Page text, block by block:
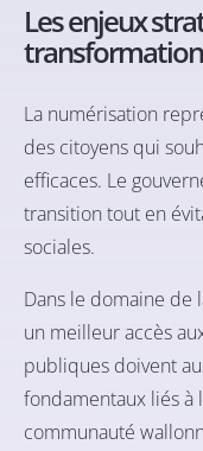
Les enjeux
La numérisation
des citoyens qui
efficaces. Le
transition tout en
sociales.
Dans le domaine de
un meilleur accès
publiques doivent
fondamentaux liés à
communauté